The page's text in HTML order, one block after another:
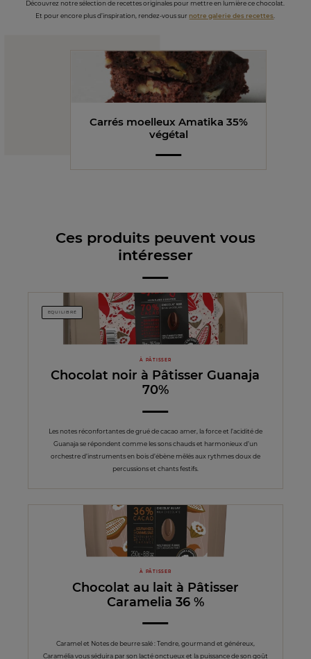
Découvrez notre sélection de recettes originales pour mettre en lumière ce chocolat.
Et pour encore plus d’inspiration, rendez-vous surnotre galerie des recettes
Carrés moelleux Amatika 35%
végétal
Ces produits peuvent vous
intéresser
EQUILIBRÉ
À PÂTISSER
Chocolat noir à Pâtisser Guanaja
70%
Les notes réconfortantes de grué de cacao amer, la force et l’acidité de
Guanaja se répondent comme les sons chauds et harmonieux d’un
orchestre d’instruments en bois d’ébène mêlés aux rythmes doux de
percussions et chants festifs.
À PÂTISSER
Chocolat au lait à Pâtisser
Caramelia 36 %
Caramel et Notes de beurre salé : Tendre, gourmand et généreux,
Caramélia vous séduira par son lacté onctueux et la puissance de son goût